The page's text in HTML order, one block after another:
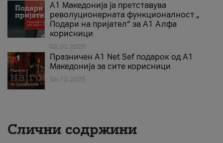
А1 Македонија ја претставува
револуционерната функционалност „
Подари на пријател“ за А1 Алфа
корисници
02.02.2026
Празничен A1 Net Sеf подарок од А1
Македонија за сите корисници
04.12.2025
Слични содржини